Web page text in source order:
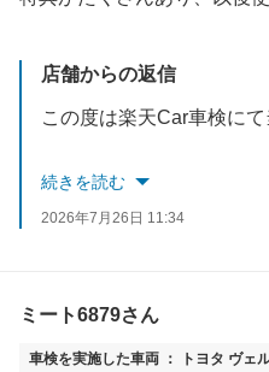
店舗からの返信
特典についてもご満足いただけたとのこと、光栄です。今後も安心・安全なカーライフを
続きを読む
2026年7月26日 11:34
ミート6879さん
車検を実施した車両 ： トヨタ ヴェ